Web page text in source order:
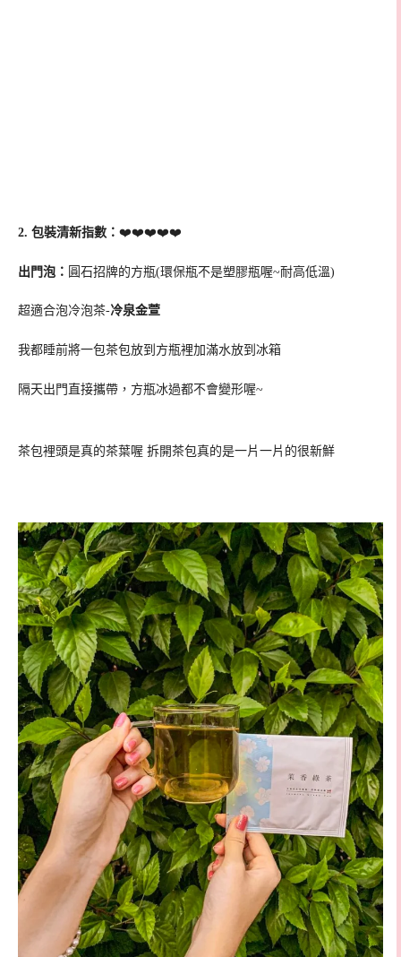
2. 包裝清新指數： ❤️❤️❤️❤️❤️
出門泡： 圓石招牌的方瓶(環保瓶不是塑膠瓶喔~耐高低溫)
超適合泡冷泡茶-冷泉金萱
我都睡前將一包茶包放到方瓶裡加滿水放到冰箱
隔天出門直接攜帶，方瓶冰過都不會變形喔~
茶包裡頭是真的茶葉喔 拆開茶包真的是一片一片的很新鮮